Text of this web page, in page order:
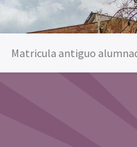
Matricula antiguo